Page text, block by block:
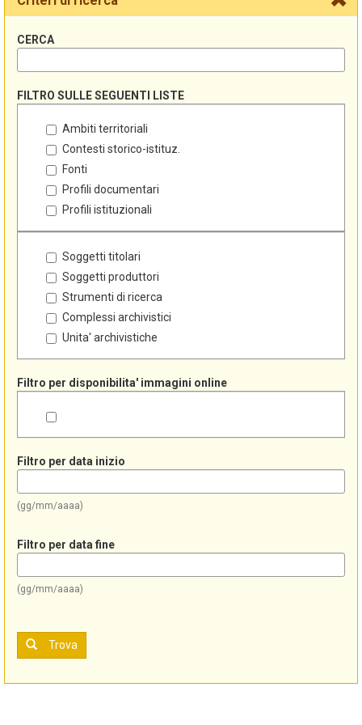
CERCA
FILTRO SULLE SEGUENTI LISTE
Ambiti territoriali
Contesti storico-istituz.
Fonti
Profili documentari
Profili istituzionali
Soggetti titolari
Soggetti produttori
Strumenti di ricerca
Complessi archivistici
Unita' archivistiche
Filtro per disponibilita' immagini online
Filtro per data inizio
(gg/mm/aaaa)
Filtro per data fine
(gg/mm/aaaa)
Trova